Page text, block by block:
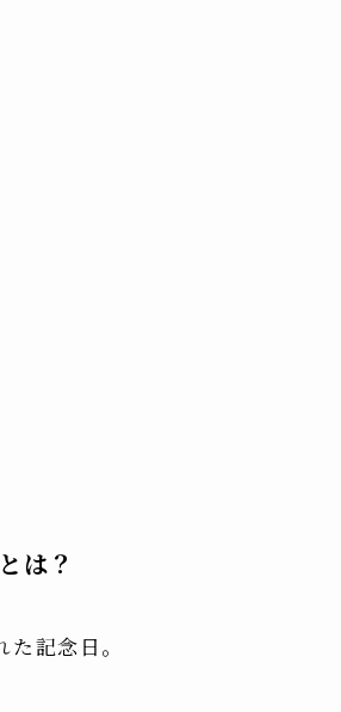
は？
記念日。